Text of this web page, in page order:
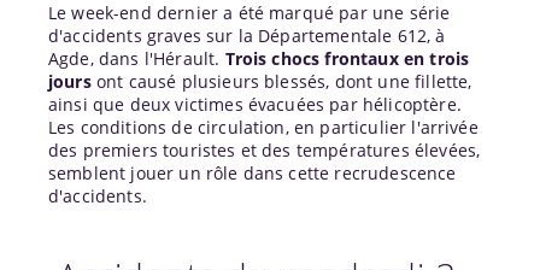
Le week-end dernier a été marqué par une série
d'accidents graves sur la Départementale 612, à
Agde, dans l'Hérault. Trois chocs frontaux en trois
joursont causé plusieurs blessés, dont une fillette,
ainsi que deux victimes évacuées par hélicoptère.
Les conditions de circulation, en particulier l'arrivée
des premiers touristes et des températures élevées,
semblent jouer un rôle dans cette recrudescence
d'accidents.